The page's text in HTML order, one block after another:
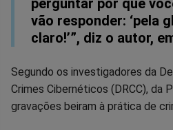
vão responder: ‘pela
claro!’”, diz o autor,
Segundo os investigadores da
Crimes Cibernéticos (DRCC), da
gravações beiram à prática de